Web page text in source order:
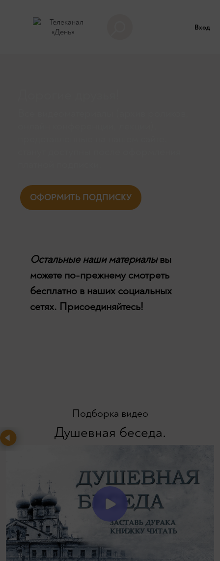
Вход
ОФОРМИТЬ ПОДПИСКУ
Остальные наши материалывы
можете по-прежнему смотреть
бесплатно в наших социальных
сетях. Присоединяйтесь!
Подборка видео
Душевная беседа.